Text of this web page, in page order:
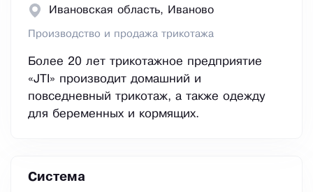
Ивановская область, Иваново
Производство и продажа трикотажа
Более 20 лет трикотажное предприятие
«JTI» производит домашний и
повседневный трикотаж, а также одежду
для беременных и кормящих.
Система